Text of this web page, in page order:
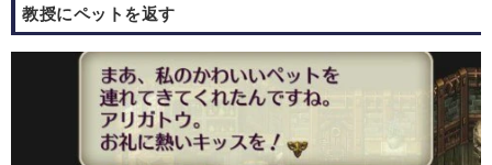
教授にペットを返す